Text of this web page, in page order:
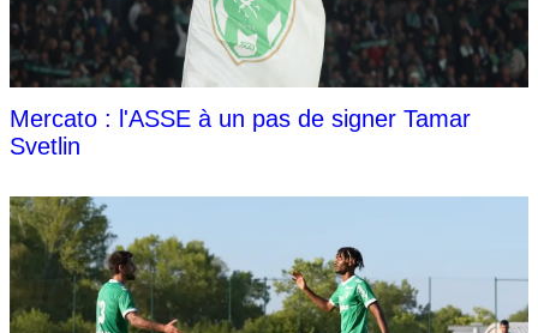
Mercato : l'ASSE à un pas de signer Tamar
Svetlin